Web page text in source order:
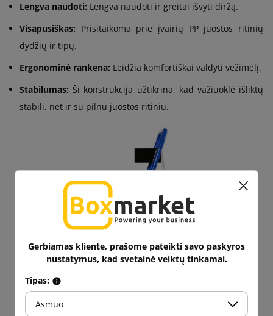
Lengva naudoti: Lengva naudoti ir greitai išvyti diržą.
Visapusiškas: Prisitaikoma prie įvairių PP juostos ritinių
dydžių ir tipų.
Ergonominė rankena: Leidžia komfortiškai valdyti vežimėlį.
Stabilumas: Ši konstrukcija užtikrina, kad važiuoklė išliktų
stabili, net ir su pilnu juostos ritiniu.
Gerbiamas kliente, prašome pateikti savo paskyros
nustatymus, kad svetainė veiktų tinkamai.
Tipas:
Asmuo